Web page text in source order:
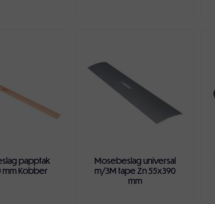
papptak
mm Kobber
Mosebeslag universal
m/3M tape Zn 55x390
mm